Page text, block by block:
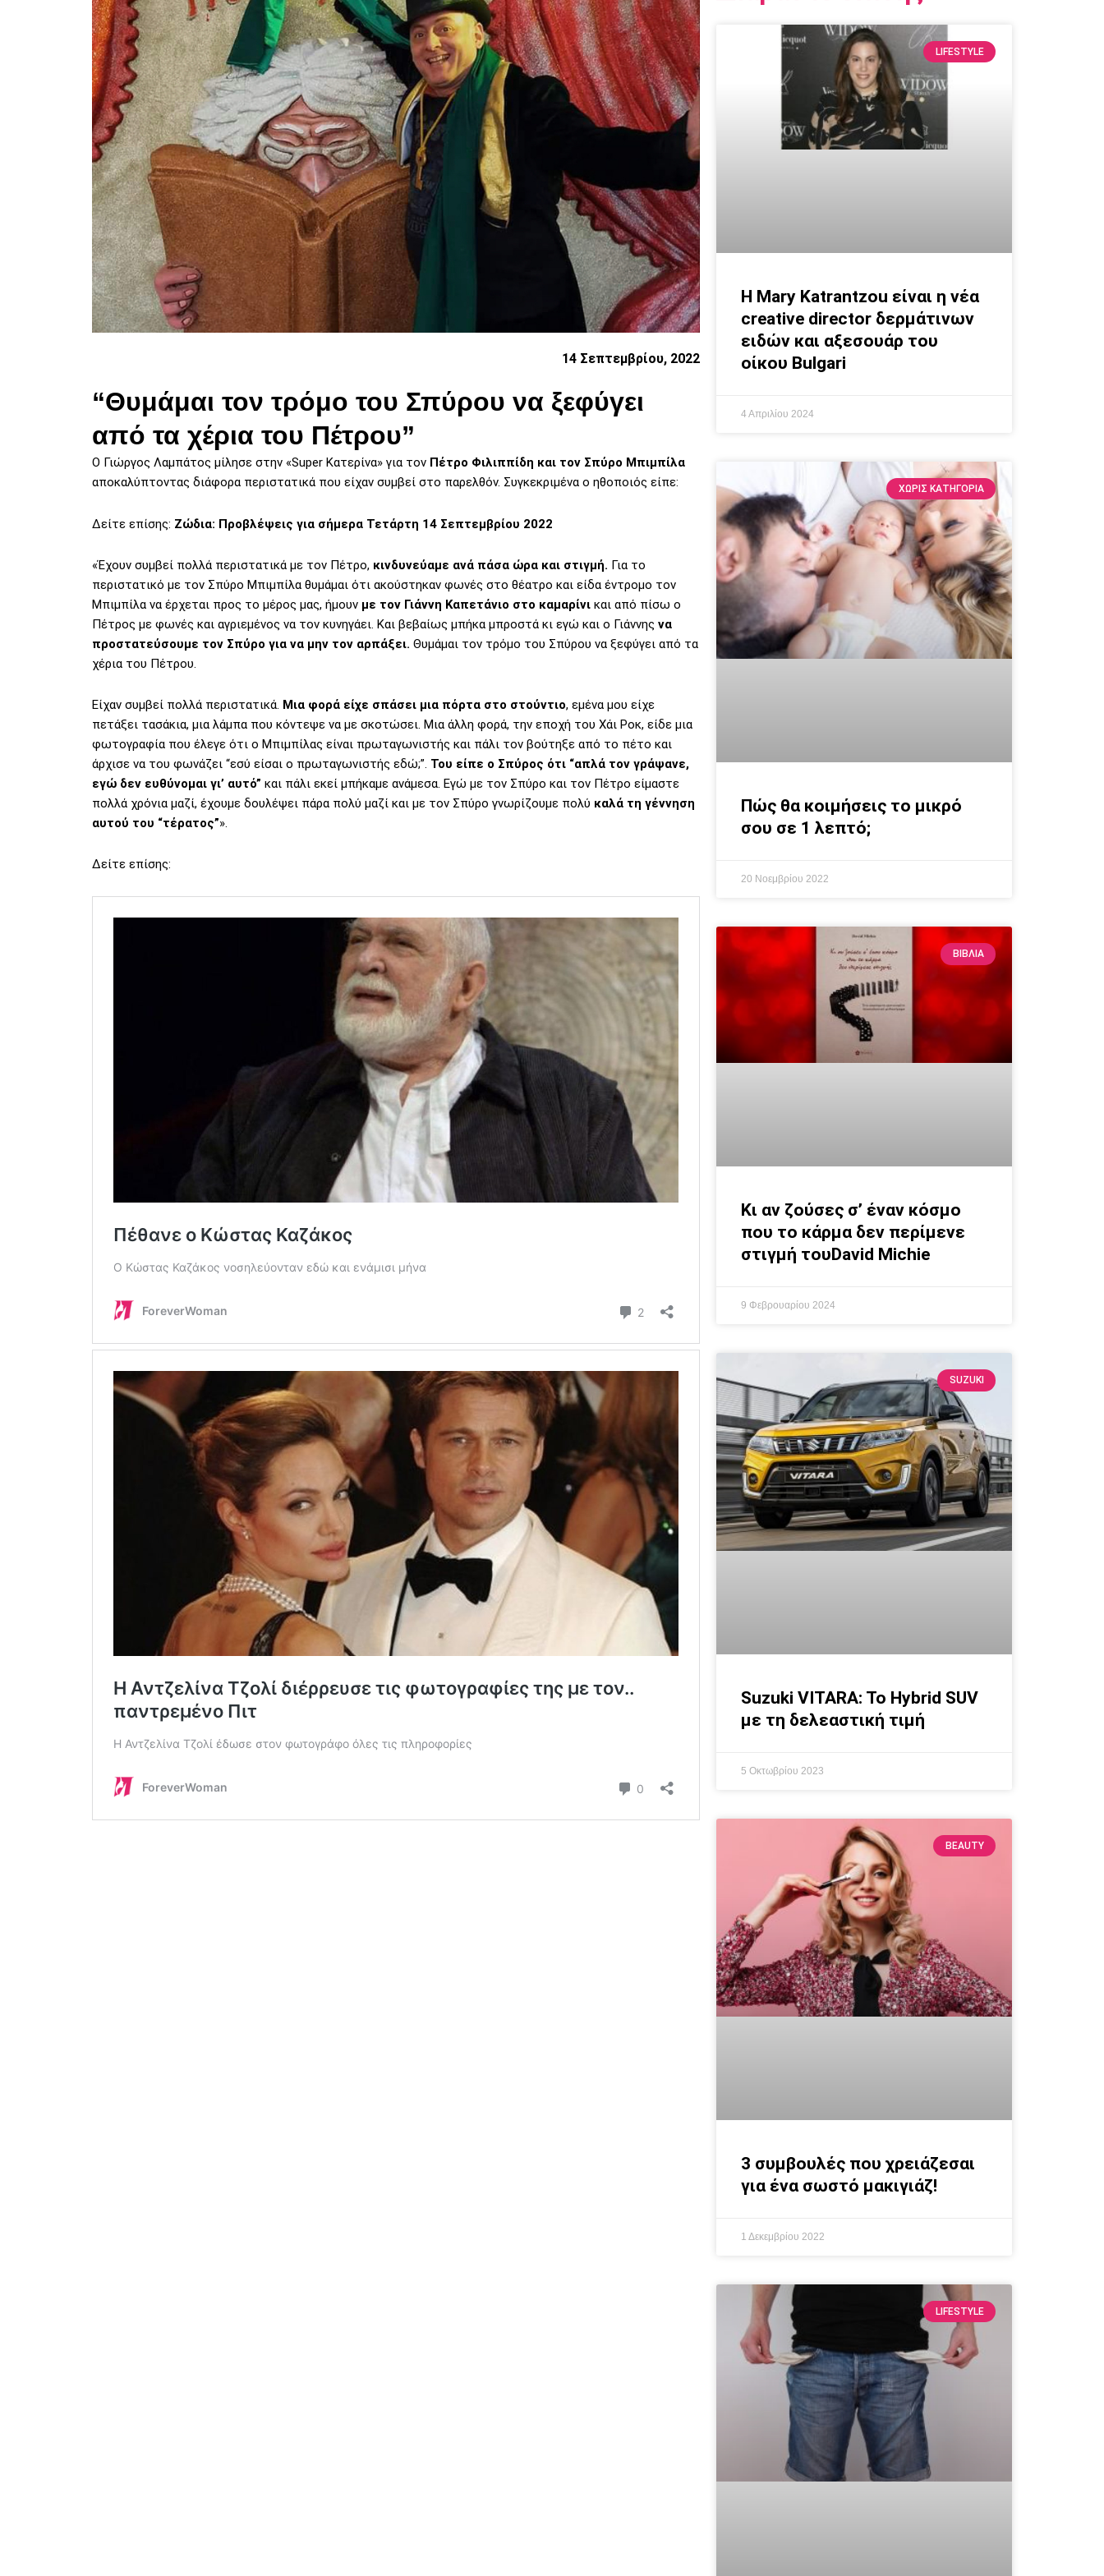
14 Σεπτεμβρίου, 2022
“Θυμάμαι τον τρόμο του Σπύρου να ξεφύγει
από τα χέρια του Πέτρου”
O Γιώργος Λαμπάτος μίλησε στην «Super Κατερίνα» για τον Πέτρο Φιλιππίδη και τον Σπύρο Μπιμπίλα
αποκαλύπτοντας διάφορα περιστατικά που είχαν συμβεί στο παρελθόν. Συγκεκριμένα ο ηθοποιός είπε:
Δείτε επίσης: Ζώδια: Προβλέψεις για σήμερα Τετάρτη 14 Σεπτεμβρίου 2022
«Έχουν συμβεί πολλά περιστατικά με τον Πέτρο, κινδυνεύαμε ανά πάσα ώρα και στιγμή. Για το
περιστατικό με τον Σπύρο Μπιμπίλα θυμάμαι ότι ακούστηκαν φωνές στο θέατρο και είδα έντρομο τον
Μπιμπίλα να έρχεται προς το μέρος μας, ήμουν με τον Γιάννη Καπετάνιο στο καμαρίνι και από πίσω ο
Πέτρος με φωνές και αγριεμένος να τον κυνηγάει. Και βεβαίως μπήκα μπροστά κι εγώ και ο Γιάννης να
προστατεύσουμε τον Σπύρο για να μην τον αρπάξει. Θυμάμαι τον τρόμο του Σπύρου να ξεφύγει από τα
χέρια του Πέτρου.
Είχαν συμβεί πολλά περιστατικά. Μια φορά είχε σπάσει μια πόρτα στο στούντιο, εμένα μου είχε
πετάξει τασάκια, μια λάμπα που κόντεψε να με σκοτώσει. Μια άλλη φορά, την εποχή του Χάι Ροκ, είδε μια
φωτογραφία που έλεγε ότι ο Μπιμπίλας είναι πρωταγωνιστής και πάλι τον βούτηξε από το πέτο και
άρχισε να του φωνάζει “εσύ είσαι ο πρωταγωνιστής εδώ;”. Του είπε ο Σπύρος ότι “απλά τον γράψανε,
εγώ δεν ευθύνομαι γι’ αυτό” και πάλι εκεί μπήκαμε ανάμεσα. Εγώ με τον Σπύρο και τον Πέτρο είμαστε
πολλά χρόνια μαζί, έχουμε δουλέψει πάρα πολύ μαζί και με τον Σπύρο γνωρίζουμε πολύ καλά τη γέννηση
αυτού του “τέρατος”».
Δείτε επίσης:
LIFESTYLE
Η Mary Katrantzou είναι η νέα
creative director δερμάτινων
ειδών και αξεσουάρ του
οίκου Bulgari
4 Απριλίου 2024
ΧΩΡΊΣ ΚΑΤΗΓΟΡΊΑ
Πώς θα κοιμήσεις το μικρό
σου σε 1 λεπτό;
20 Νοεμβρίου 2022
ΒΙΒΛΊΑ
Κι αν ζούσες σ’ έναν κόσμο
που το κάρμα δεν περίμενε
στιγμή τουDavid Michie
9 Φεβρουαρίου 2024
SUZUKI
Suzuki VITARA: To Hybrid SUV
με τη δελεαστική τιμή
5 Οκτωβρίου 2023
BEAUTY
3 συμβουλές που χρειάζεσαι
για ένα σωστό μακιγιάζ!
1 Δεκεμβρίου 2022
LIFESTYLE